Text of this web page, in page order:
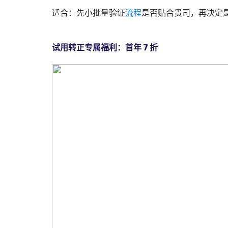
适合：先小批量验证流程是否贴合贵司，再决定
试用转正专属福利：首年 7 折